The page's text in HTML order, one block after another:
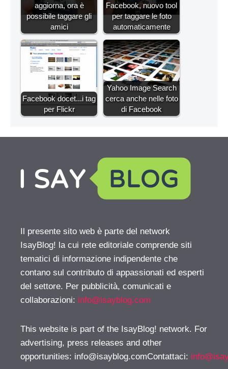
aggiorna, ora è
possibile taggare gli
amici
Facebook, nuovo tool
per taggare le foto
automaticamente
Facebook docet...i tag
per Flickr
Yahoo Image Search
cerca anche nelle foto
di Facebook
Il presente sito web è parte del network
IsayBlog! la cui rete editoriale comprende siti
tematici di informazione indipendente che
contano sul contributo di appassionati ed esperti
del settore. Per pubblicità, comunicati e
collaborazioni: info@isayblog.com
This website is part of the IsayBlog! network. For
advertising, press releases and other
opportunities: info@isayblog.comContattaci: